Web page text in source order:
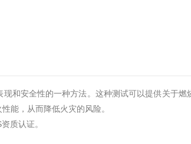
和安全性的一种方法。这种测试可以提供关于燃
能，从而降低火灾的风险。
质认证。